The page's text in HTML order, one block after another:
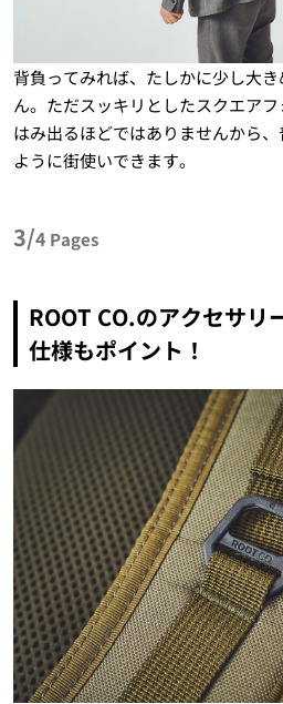
背負ってみれば、たしかに少し大
ん。ただスッキリとしたスクエア
はみ出るほどではありませんから
ように街使いできます。
3/4 Pages
ROOT CO.のアクセサリ
仕様もポイント！